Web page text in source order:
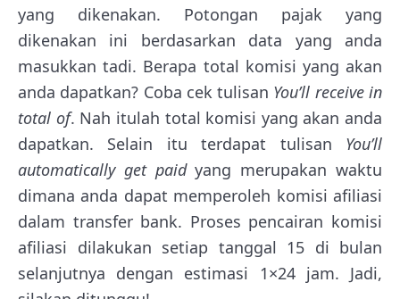
yang dikenakan. Potongan pajak yang
dikenakan ini berdasarkan data yang anda
masukkan tadi. Berapa total komisi yang akan
anda dapatkan? Coba cek tulisan You’ll receive in
total of. Nah itulah total komisi yang akan anda
dapatkan. Selain itu terdapat tulisan You’ll
automatically get paidyang merupakan waktu
dimana anda dapat memperoleh komisi afiliasi
dalam transfer bank. Proses pencairan komisi
afiliasi dilakukan setiap tanggal 15 di bulan
selanjutnya dengan estimasi 1×24 jam. Jadi,